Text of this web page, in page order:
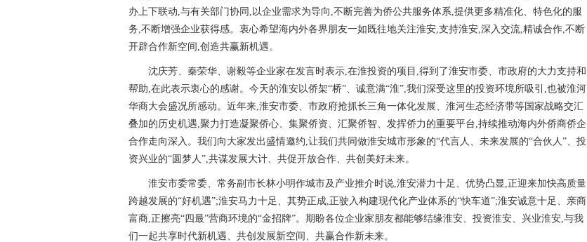
办上下联动,与有关部门协同,以企业需求为导向,不断完善为侨公共服务体系,提供更多精准化、特色化的服
务,不断增强企业获得感。衷心希望海内外各界朋友一如既往地关注淮安,支持淮安,深入交流,精诚合作,不断
开辟合作新空间,创造共赢新机遇。
沈庆芳、秦荣华、谢毅等企业家在发言时表示,在淮投资的项目,得到了淮安市委、市政府的大力支持和
帮助,在此表示衷心的感谢。今天的淮安以侨架“桥”、诚意满“淮”,我们深受这里的投资环境所吸引,也被淮河
华商大会盛况所感动。近年来,淮安市委、市政府抢抓长三角一体化发展、淮河生态经济带等国家战略交汇
叠加的历史机遇,聚力打造凝聚侨心、集聚侨资、汇聚侨智、发挥侨力的重要平台,持续推动海内外侨商侨企
合作走向深入。我们向大家发出盛情邀约,让我们共同做淮安城市形象的“代言人、未来发展的“合伙人”、投
资兴业的“圆梦人”,共谋发展大计、共促开放合作、共创美好未来。
淮安市委常委、常务副市长林小明作城市及产业推介时说,淮安潜力十足、优势凸显,正迎来加快高质量
跨越发展的“好机遇”;淮安马力十足、其势正成,正驶入构建现代化产业体系的“快车道”;淮安诚意十足、亲商
富商,正擦亮“四最”营商环境的“金招牌”。期盼各位企业家朋友都能够结缘淮安、投资淮安、兴业淮安,与我
们一起共享时代新机遇、共创发展新空间、共赢合作新未来。